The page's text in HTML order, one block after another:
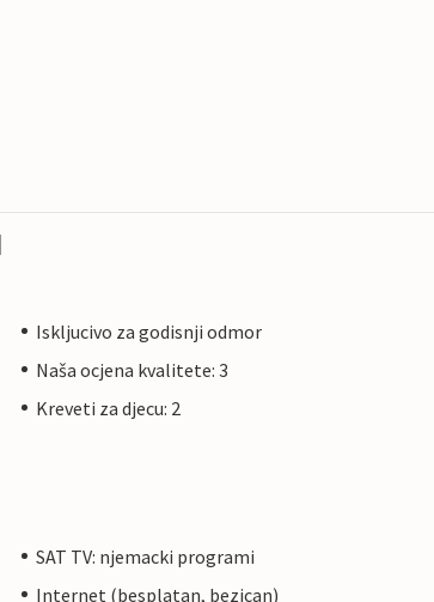
Iskljucivo za godisnji odmor
Naša ocjena kvalitete: 3
Kreveti za djecu: 2
SAT TV: njemacki programi
Internet (besplatan, bezican)